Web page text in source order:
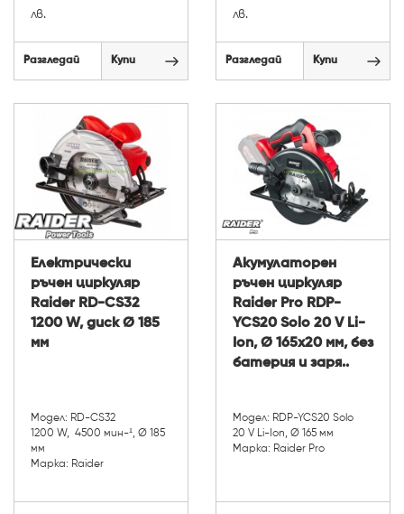
лв.
Разгледай Купи
лв.
Разгледай Купи
Електрически
ръчен циркуляр
Raider RD-CS32
1200 W, диск Ø 185
мм
Модел: RD-CS32
1200 W, 4500 мин-¹, Ø 185
мм
Марка: Raider
Акумулаторен
ръчен циркуляр
Raider Pro RDP-
YCS20 Solo 20 V Li-
Ion, Ø 165х20 мм, без
батерия и заря..
Модел: RDP-YCS20 Solo
20 V Li-Ion, Ø 165 мм
Марка: Raider Pro